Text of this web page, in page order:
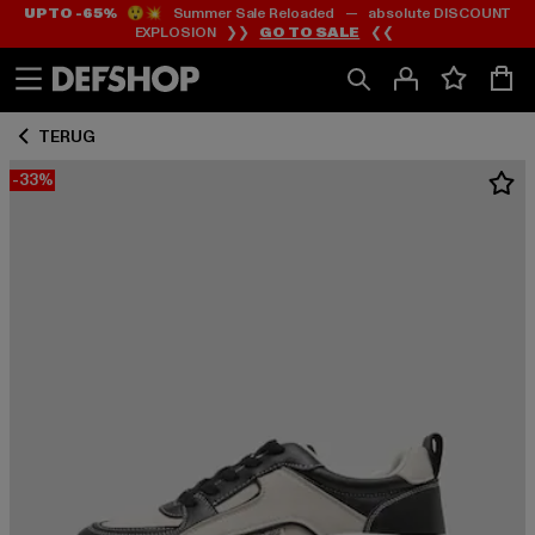
Ga
naar
Ga
naar
UP TO -65%😲💥 Summer Sale Reloaded — absolute DISCOUNT
EXPLOSION ❯❯ GO TO SALE ❮❮
TERUG
-33%